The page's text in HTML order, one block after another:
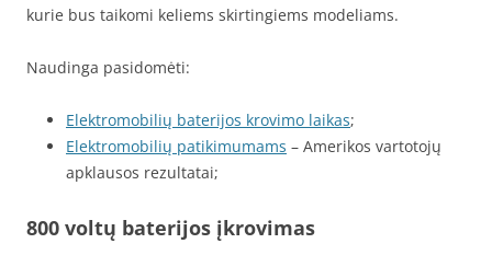
kurie bus taikomi keliems skirtingiems modeliams.
Naudinga pasidomėti:
Elektromobilių baterijos krovimo laikas;
Elektromobilių patikimumams – Amerikos vartotojų
apklausos rezultatai;
800 voltų baterijos įkrovimas